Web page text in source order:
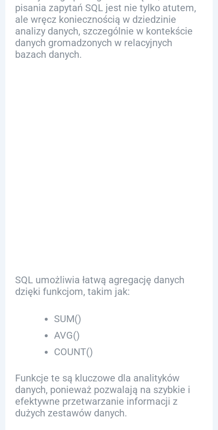
pisania zapytań SQL jest nie tylko atutem,
ale wręcz koniecznością w dziedzinie
analizy danych, szczególnie w kontekście
danych gromadzonych w relacyjnych
bazach danych.
SQL umożliwia łatwą agregację danych
dzięki funkcjom, takim jak:
SUM()
AVG()
COUNT()
Funkcje te są kluczowe dla analityków
danych, ponieważ pozwalają na szybkie i
efektywne przetwarzanie informacji z
dużych zestawów danych.